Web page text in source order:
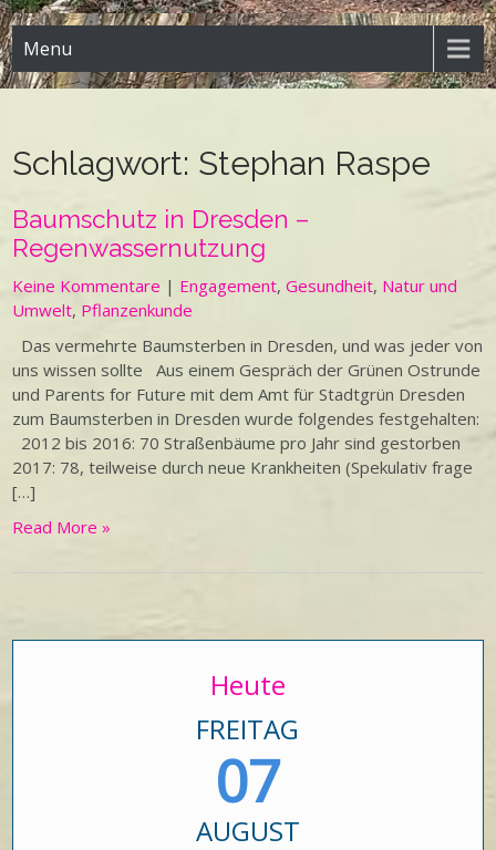
Menu
Schlagwort: Stephan Raspe
Baumschutz in Dresden –
Regenwassernutzung
Keine Kommentare | Engagement,Gesundheit, Natur und
Umwelt, Pflanzenkunde
Das vermehrte Baumsterben in Dresden, und was jeder von
uns wissen sollte Aus einem Gespräch der Grünen Ostrunde
und Parents for Future mit dem Amt für Stadtgrün Dresden
zum Baumsterben in Dresden wurde folgendes festgehalten:
2012 bis 2016: 70 Straßenbäume pro Jahr sind gestorben
2017: 78, teilweise durch neue Krankheiten (Spekulativ frage
[…]
Read More »
Heute
FREITAG
07
AUGUST